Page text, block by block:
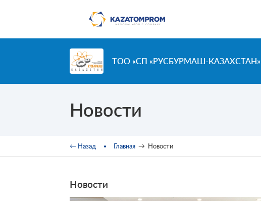
ТОО «СП «РУСБУРМАШ-КАЗАХСТАН»
Новости
Вы здесь
← Назад Главная → Новости
Новости